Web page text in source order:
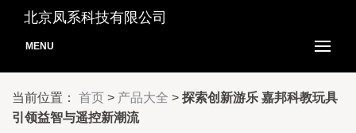
北京凤系科技有限公司
MENU
当前位置： 首页 > 产品大全 > 探索创新游乐 嘉邦科教玩具
引领益智与遥控新潮流